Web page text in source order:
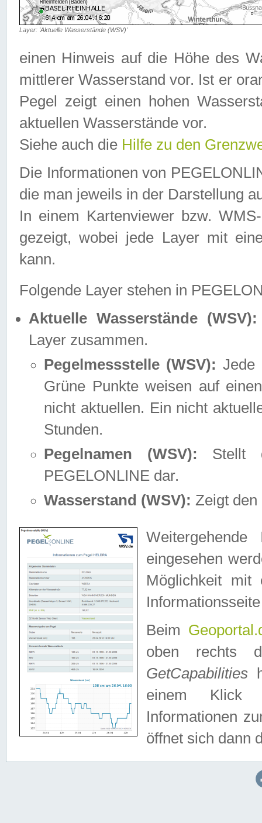
Layer: 'Aktuelle Wasserstände (WSV)'
einen Hinweis auf die Höhe des
mittlerer Wasserstand vor. Ist er
Pegel zeigt einen hohen
aktuellen Wasserstände vor.
Siehe auch die Hilfe zu den
Die Informationen von
die man jeweils in der Darstellung
In einem Kartenviewer bzw.
gezeigt, wobei jede Layer mit
kann.
Folgende Layer stehen in
Aktuelle Wasserstände (WSV):
Layer zusammen.
Pegelmessstelle (WSV): Jede
Grüne Punkte weisen auf
nicht aktuellen. Ein nicht
Stunden.
Pegelnamen (WSV): Stellt
PEGELONLINE dar.
Wasserstand (WSV): Zeigt den
eingesehen
Möglichkeit mit
Beim
oben rechts
GetCapabilities
einem Klick
Informationen
öffnet sich dann